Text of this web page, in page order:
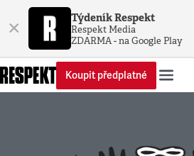
× Týdeník Respekt
Respekt Media
ZDARMA - na Google Play
Koupit předplatné